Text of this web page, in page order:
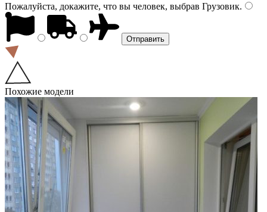
Пожалуйста, докажите, что вы человек, выбрав Грузовик.
Похожие модели